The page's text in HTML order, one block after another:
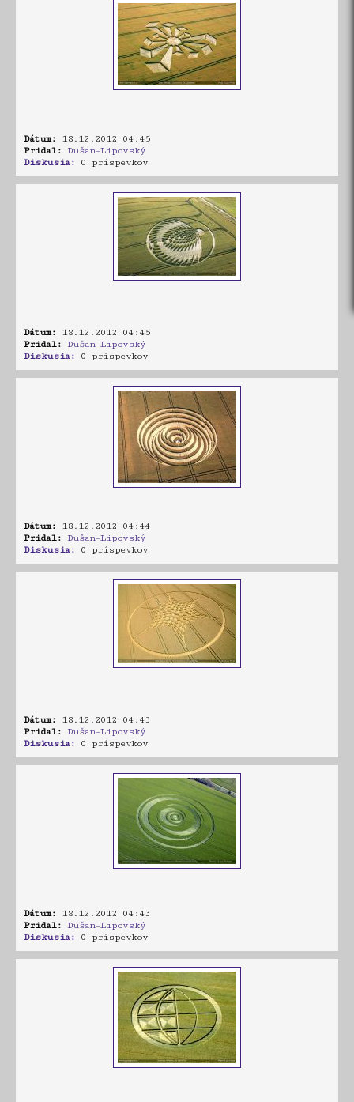
Dátum: 18.12.2012 04:45
Pridal: Dušan-Lipovský
Diskusia: 0 príspevkov
Dátum: 18.12.2012 04:45
Pridal: Dušan-Lipovský
Diskusia: 0 príspevkov
Dátum: 18.12.2012 04:44
Pridal: Dušan-Lipovský
Diskusia: 0 príspevkov
Dátum: 18.12.2012 04:43
Pridal: Dušan-Lipovský
Diskusia: 0 príspevkov
Dátum: 18.12.2012 04:43
Pridal: Dušan-Lipovský
Diskusia: 0 príspevkov